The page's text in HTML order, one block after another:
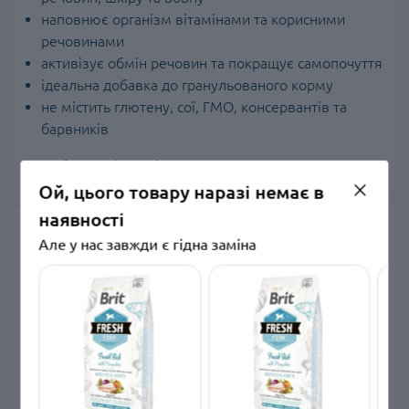
наповнює організм вітамінами та корисними
речовинами
активізує обмін речовин та покращує самопочуття
ідеальна добавка до гранульованого корму
не містить глютену, сої, ГМО, консервантів та
барвників
Виробник: Brit, Чехія.
Характеристики
Основні характеристики
Інгредієнти Риба
Артикул 100162/3923
Ой, цього товару наразі немає в
наявності
Але у нас завжди є гідна заміна